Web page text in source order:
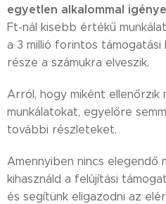
egyetlen alkalommal
Ft-nál kisebb értékű
a 3 millió forintos
része a számukra elveszik.
Arról, hogy miként ellenőrzik
munkálatokat, egyelőre
további részleteket.
Amennyiben nincs elegendő
kihasználd a felújítási
és segítünk eligazodni az